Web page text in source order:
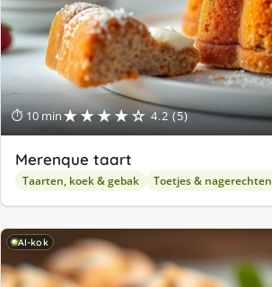
⏱ 10 min★★★★☆ 4.2 (5)
Merenque taart
Taarten, koek & gebak Toetjes & nagerechten
AI-kok